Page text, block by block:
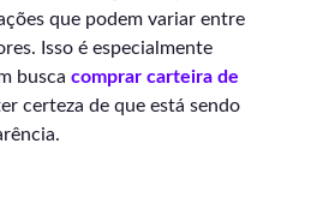
que podem variar entre
Isso é especialmente
busca comprar carteira de
certeza de que está sendo